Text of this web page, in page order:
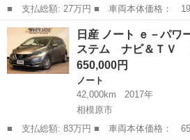
■ 支払総額: 27万円 ■ 車両本体価格： 190,000 円 ■ メーカー
名： 日産 ■ 車種名： ノート ■ グレ
ト エアバッグ、ＡＢＳ、パワステ、パワ
Ｄ ＥＴＣスマート...
千葉 四街道市 ノート
日産 ノート ｅ－パ
ステム ナビ＆ＴＶ
650,000円
ノート
42,000km
2017年
相模原市
■ 支払総額: 83万円 ■ 車両本体価格： 650,000 円 ■ メーカー